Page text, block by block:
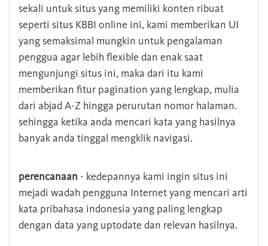
sekali untuk situs yang memiliki konten ribuat
seperti situs KBBI online ini, kami memberikan UI
yang semaksimal mungkin untuk pengalaman
penggua agar lebih flexible dan enak saat
mengunjungi situs ini, maka dari itu kami
memberikan fitur pagination yang lengkap, mulia
dari abjad A-Z hingga perurutan nomor halaman.
sehingga ketika anda mencari kata yang hasilnya
banyak anda tinggal mengklik navigasi.
perencanaan - kedepannya kami ingin situs ini
mejadi wadah pengguna Internet yang mencari arti
kata pribahasa indonesia yang paling lengkap
dengan data yang uptodate dan relevan hasilnya.